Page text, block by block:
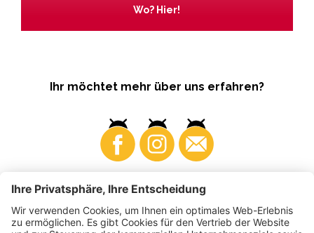
Wo? Hier!
Ihr möchtet mehr über uns erfahren?
Business Produzenten